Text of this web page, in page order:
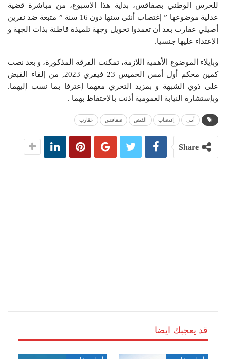
للحرس الوطني بصفاقس، بداية هذا الاسبوع، من مباشرة قضية
عدلية موضوعها ” إغتصاب أنثى سنها دون 16 سنة ” متبعة ضد نفرين
أصيلي عقارب بعد أن تعمدوا تحويل وجهة تلميذة قاطنة بذات الجهة و
الإعتداء عليها جنسيا.
وبإيلاء الموضوع الأهمية اللازمة، تمكنت الفرقة المذكورة، و بعد نصب
كمين محكم أول أمس الخميس 23 فيفري 2023, من إلقاء القبض
على ذوي الشبهة و بمزيد التحري معهما إعترفا بما نسب إليهما.
وبإستشارة النيابة العمومية أذنت بالإحتفاظ بهما .
أنثى إغتصاب القبض صفاقس عقارب
Share
قد يعجبك ايضا